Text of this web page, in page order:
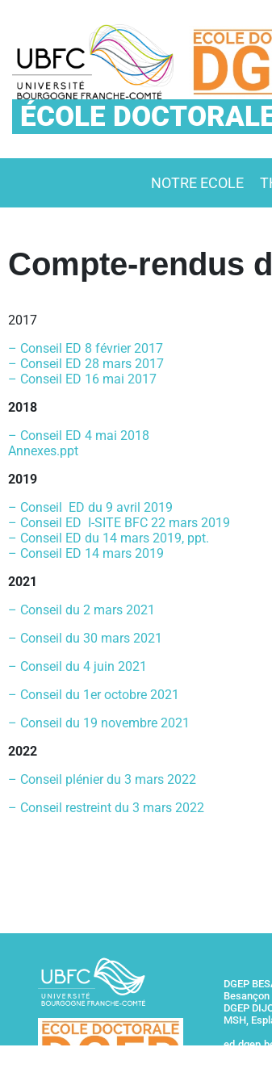
ÉCOLE
NOTRE ECOLE
Compte-rendus
2017
– Conseil ED 8 février 2017
– Conseil ED 28 mars 2017
– Conseil ED 16 mai 2017
2018
– Conseil ED 4 mai 2018
Annexes.ppt
2019
– Conseil ED du 9 avril 2019
– Conseil ED I-SITE BFC 22 mars 2019
– Conseil ED du 14 mars 2019, ppt.
– Conseil ED 14 mars 2019
2021
– Conseil du 2 mars 2021
– Conseil du 30 mars 2021
– Conseil du 4 juin 2021
– Conseil du 1er octobre 2021
– Conseil du 19 novembre 2021
2022
– Conseil plénier du 3 mars 2022
– Conseil restreint du 3 mars 2022
DGEP
Besançon
DGEP
MSH,